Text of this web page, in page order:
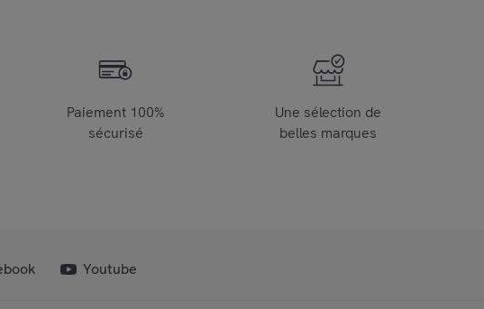
Paiement 100%
sécurisé
Une sélection de
belles marques
Youtube